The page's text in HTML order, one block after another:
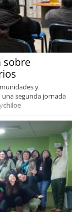
sobre
y
segunda jornada
chiloe